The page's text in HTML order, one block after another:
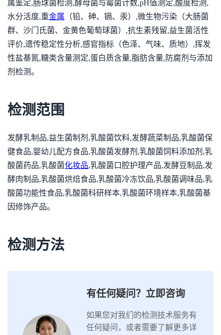
属鉴定,肠球菌检测,酵母菌与霉菌计数,pH值测定,酸度检测,
水分活度,重金属 （铅、砷、镉、汞）,微生物污染（大肠菌
群、沙门氏菌、金黄色葡萄球菌）,抗生素残留,益生菌活性
评价,遗传稳定性分析,感官指标（色泽、气味、质地）,挥发
性盐基氮,糖类含量测定,蛋白质含量,脂肪含量,防腐剂与添加
剂检测。
检测范围
发酵乳制品,益生菌制剂,乳酸菌饮料,发酵蔬菜制品,乳酸菌保
健食品,婴幼儿配方食品,乳酸菌发酵剂,乳酸菌饲料添加剂,乳
酸菌药品,乳酸菌化妆品,乳酸菌口腔护理产品,发酵豆制品,发
酵肉制品,乳酸菌烘焙食品,乳酸菌冷冻饮品,乳酸菌调味品,乳
酸菌功能性食品,乳酸菌科研样本,乳酸菌环境样本,乳酸菌基
因修饰产品。
检测方法
有任何疑问？立即咨询
如果您对我们的检测技术服务有
任何疑问，或者需要了解更多详